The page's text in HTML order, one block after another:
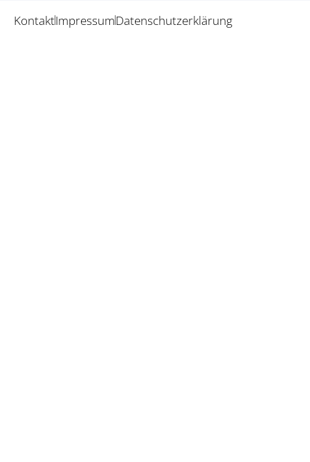
KontaktImpressumDatenschutzerklärung